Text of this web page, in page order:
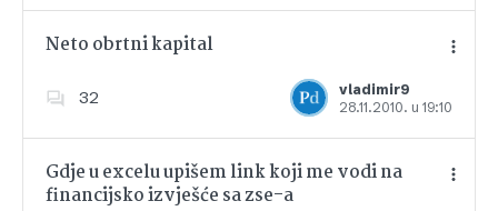
Neto obrtni kapital
32
vladimir9
28.11.2010. u 19:10
Dodajte u favorite
Gdje u excelu upišem link koji me vodi na
financijsko izvješće sa zse-a